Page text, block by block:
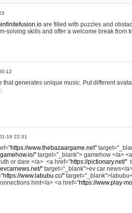
are filled with puzzles and
solving skills and offer a welcome break from
that generates unique music. Put different
16 22:31
https://www.thebazaargame.net"
" target="_blank"> gamehow </a>
or dare </a> <a href="https://pictionary.net/"
" target="_blank">ev car news</
https://www.labubu.cc/"
hint</a> <a href="https://www.play-